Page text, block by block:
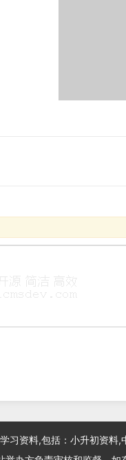
习资料,包括：小升初资料